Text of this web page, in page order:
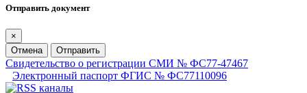
Отправить документ
×
Отмена
Отправить
Свидетельство о регистрации СМИ № ФС77-47467
Электронный паспорт ФГИС № ФС77110096